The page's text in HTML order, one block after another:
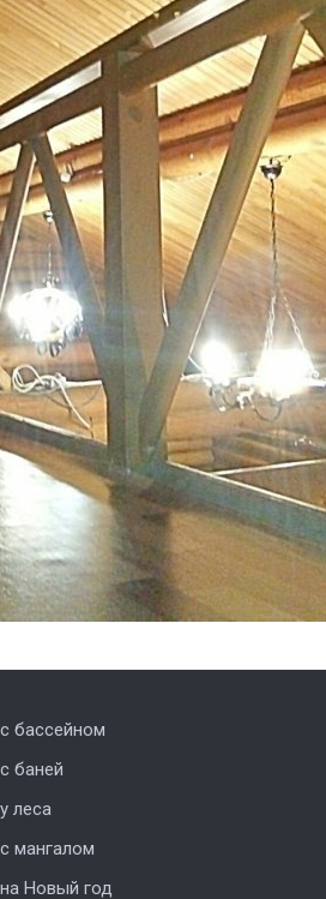
бассейном
баней
леса
мангалом
Новый год